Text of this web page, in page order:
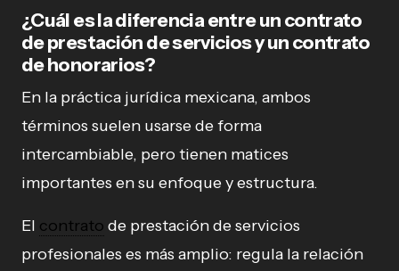
¿Cuál es la diferencia entre un contrato
de prestación de servicios y un contrato
de honorarios?
En la práctica jurídica mexicana, ambos
términos suelen usarse de forma
intercambiable, pero tienen matices
importantes en su enfoque y estructura.
El contrato de prestación de servicios
profesionales es más amplio: regula la relación